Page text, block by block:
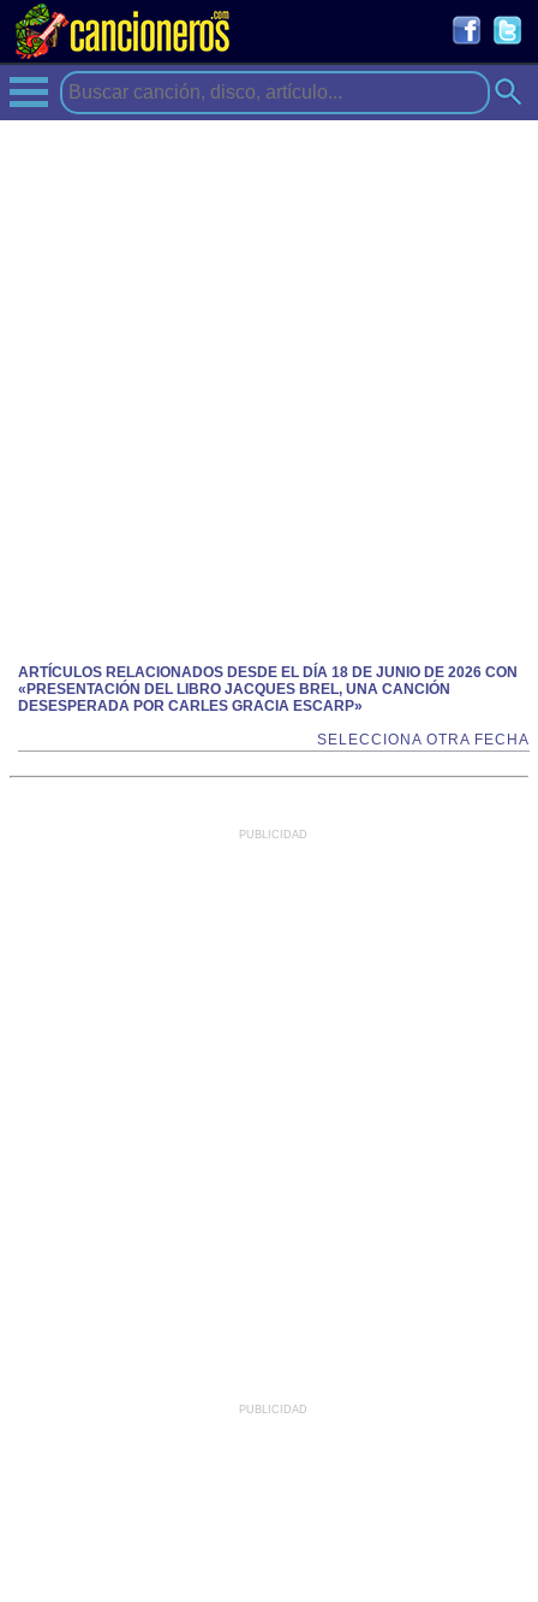
ARTÍCULOS RELACIONADOS DESDE EL DÍA 18 DE JUNIO DE 2026 CON
«PRESENTACIÓN DEL LIBRO JACQUES BREL, UNA CANCIÓN
DESESPERADA POR CARLES GRACIA ESCARP»
SELECCIONA OTRA FECHA
PUBLICIDAD
PUBLICIDAD